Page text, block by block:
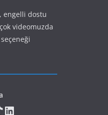
, engelli dostu
videomuzda
LinkedIn